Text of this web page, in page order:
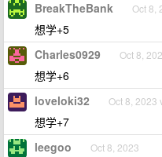
BreakTheBank Oct 8,
想学+5
Charles0929 Oct 8,
想学+6
loveloki32 Oct 8, 2023
想学+7
leegoo Oct 8, 2023